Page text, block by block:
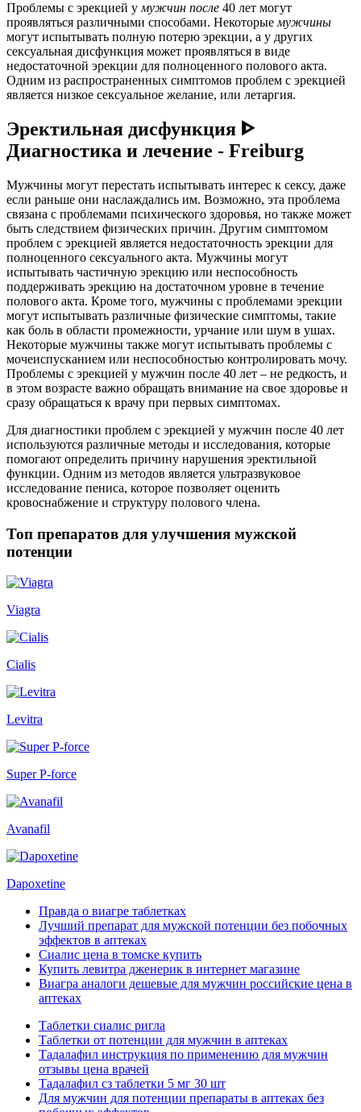
Проблемы с эрекцией у мужчин после 40 лет могут
проявляться различными способами. Некоторые мужчины
могут испытывать полную потерю эрекции, а у других
сексуальная дисфункция может проявляться в виде
недостаточной эрекции для полноценного полового акта.
Одним из распространенных симптомов проблем с эрекцией
является низкое сексуальное желание, или летаргия.
Эректильная дисфункция ᐈ
Диагностика и лечение - Freiburg
Мужчины могут перестать испытывать интерес к сексу, даже
если раньше они наслаждались им. Возможно, эта проблема
связана с проблемами психического здоровья, но также может
быть следствием физических причин. Другим симптомом
проблем с эрекцией является недостаточность эрекции для
полноценного сексуального акта. Мужчины могут
испытывать частичную эрекцию или неспособность
поддерживать эрекцию на достаточном уровне в течение
полового акта. Кроме того, мужчины с проблемами эрекции
могут испытывать различные физические симптомы, такие
как боль в области промежности, урчание или шум в ушах.
Некоторые мужчины также могут испытывать проблемы с
мочеиспусканием или неспособностью контролировать мочу.
Проблемы с эрекцией у мужчин после 40 лет – не редкость, и
в этом возрасте важно обращать внимание на свое здоровье и
сразу обращаться к врачу при первых симптомах.
Для диагностики проблем с эрекцией у мужчин после 40 лет
используются различные методы и исследования, которые
помогают определить причину нарушения эректильной
функции. Одним из методов является ультразвуковое
исследование пениса, которое позволяет оценить
кровоснабжение и структуру полового члена.
Топ препаратов для улучшения мужской
потенции
Viagra
Cialis
Levitra
Super P-force
Avanafil
Dapoxetine
Правда о виагре таблетках
Лучший препарат для мужской потенции без побочных
эффектов в аптеках
Сиалис цена в томске купить
Купить левитра дженерик в интернет магазине
Виагра аналоги дешевые для мужчин российские цена в
аптеках
Таблетки сиалис ригла
Таблетки от потенции для мужчин в аптеках
Тадалафил инструкция по применению для мужчин
отзывы цена врачей
Тадалафил сз таблетки 5 мг 30 шт
Для мужчин для потенции препараты в аптеках без